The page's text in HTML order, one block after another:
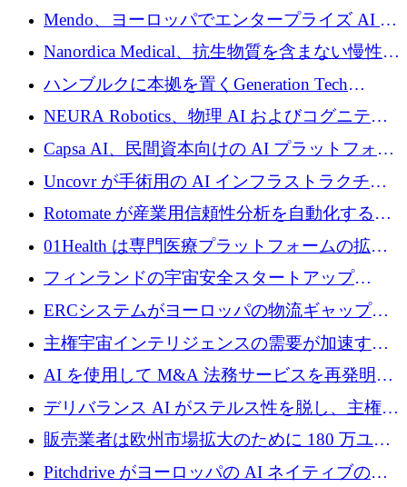
するために 55 万ユーロを調達
Mendo、ヨーロッパでエンタープライズ AI 導
入を拡大するために 1,200 万ユーロを確保
Nanordica Medical、抗生物質を含まない慢性創
傷治療薬を市場に投入するために 160 万ユー
ロを調達
ハンブルクに本拠を置くGeneration Tech
Partnersが5,000万ユーロのAIロールアップファ
NEURA Robotics、物理 AI およびコグニティ
ブ ロボティクス プラットフォームを拡張する
ためにシリーズ C で最大 14 億ドルを確保
Capsa AI、民間資本向けの AI プラットフォー
ムを拡大するために 1,800 万ドルを調達
Uncovr が手術用の AI インフラストラクチャ
を構築するために 700 万ドルを調達
Rotomate が産業用信頼性分析を自動化するた
めに 210 万ユーロを調達
01Health は専門医療プラットフォームの拡大
に 1,500 万ドルを確保
フィンランドの宇宙安全スタートアップ
Aavuus が、スペースデブリ追跡に取り組むプ
レシード資金を獲得
ERCシステムがヨーロッパの物流ギャップを
埋めるために設計された重量物運搬用eVTOL
であるVictorを発表
主権宇宙インテリジェンスの需要が加速する
中、ICEYEは評価額100億ユーロ以上で4億
5,000万ユーロを調達
AI を使用して M&A 法務サービスを再発明す
るために 110 万ユーロを適切に確保
デリバランス AI がステルス性を脱し、主権の
あるエンタープライズ AI を強化
販売業者は欧州市場拡大のために 180 万ユー
ロを確保
Pitchdrive がヨーロッパの AI ネイティブの創